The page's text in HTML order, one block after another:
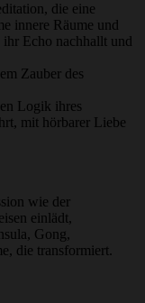
die eine
innere Räume und
Echo nachhallt und
Zauber des
Logik ihres
mit hörbarer Liebe
wie der
einlädt,
Gong,
die transformiert.